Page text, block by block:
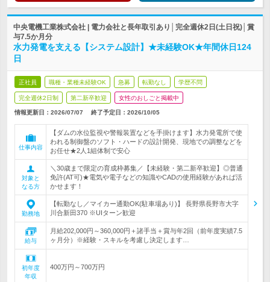
中央電機工業株式会社 | 電力会社と長年取引あり│完全週休2日(土日祝)│賞
与7.5か月分
水力発電を支える【システム設計】★未経験OK★年間休日124
日
正社員 職種・業種未経験OK 急募 転勤なし 学歴不問
完全週休2日制 第二新卒歓迎 女性のおしごと掲載中
情報更新日：2026/07/07 終了予定日： 2026/10/05
仕事内容
【ダムの水位監視や警報装置などを手掛けます】水力発電所で使
われる制御盤のソフト・ハードの設計開発、現地での調整などを
お任せ★2人1組体制で安心
対象と
なる方
＼30歳まで限定の育成枠募集／【未経験・第二新卒歓迎】◎普通
免許(AT可)★電気や電子などの知識やCADの使用経験があれば活
かせます！
勤務地
【転勤なし／マイカー通勤OK(駐車場あり)】 長野県長野市大字
川合新田370 ※UIターン歓迎
給与
月給202,000円～360,000円＋諸手当＋賞与年2回（前年度実績7.5
ヶ月分）※経験・スキルを考慮し決定します…
初年度
年収
400万円～700万円